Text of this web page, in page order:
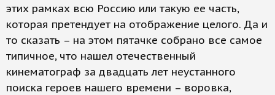
этих рамках всю Россию или такую ее часть,
которая претендует на отображение целого. Да и
то сказать – на этом пятачке собрано все самое
типичное, что нашел отечественный
кинематограф за двадцать лет неустанного
поиска героев нашего времени – воровка,